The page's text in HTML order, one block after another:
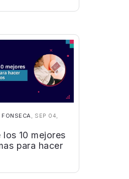
FONSECA, SEP 04,
los 10 mejores
para hacer